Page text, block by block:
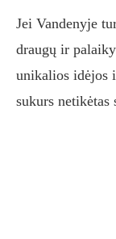
Jei Vandenyje
draugų ir
unikalios idėjos
sukurs netikėtas